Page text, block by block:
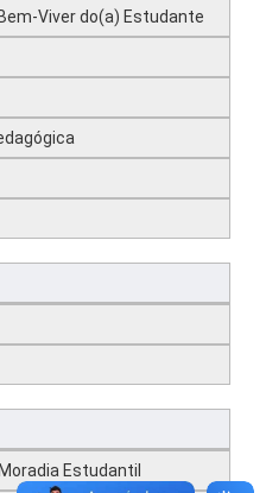
Viver do(a) Estudante
Estudantil